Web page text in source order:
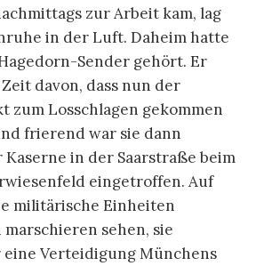
zur Arbeit kam, lag
in der Luft. Daheim hatte
Sender gehört. Er
davon, dass nun der
zum Losschlagen gekommen
frierend war sie dann
in der Saarstraße beim
eingetroffen. Auf
militärische Einheiten
sehen, sie
Verteidigung Münchens